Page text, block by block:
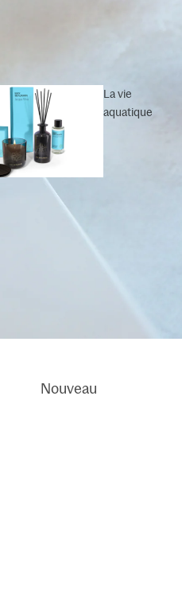
parfumées
muraux
La vie
aquatique
Nouveau